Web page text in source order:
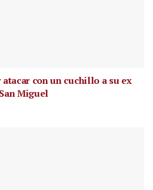
con un cuchillo a su ex
Miguel